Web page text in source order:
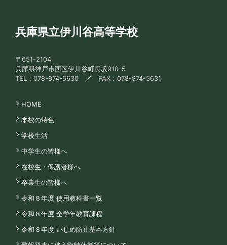
兵庫県立伊川谷高等学校
〒651-2104
兵庫県神戸市西区伊川谷町長坂910-5
TEL：078-974-5630 ／ FAX：078-974-5631
HOME
本校の特色
学校生活
中学生の皆様へ
在校生・保護者様へ
卒業生の皆様へ
令和８年度 使用教科書一覧
令和８年度 全学年教育課程
令和８年度 いじめ防止基本方針